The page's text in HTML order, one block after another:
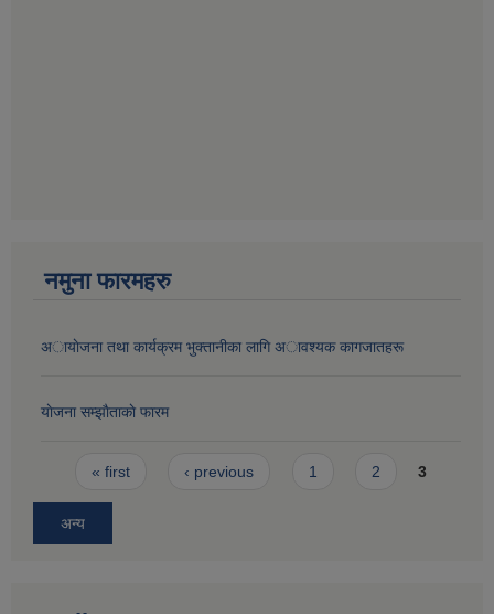
नमुना फारमहरु
अायाेजना तथा कार्यक्रम भुक्तानीका लागि अावश्यक कागजातहरू
याेजना सम्झाैताकाे फारम
Pages
« first ‹ previous 1 2 3
अन्य